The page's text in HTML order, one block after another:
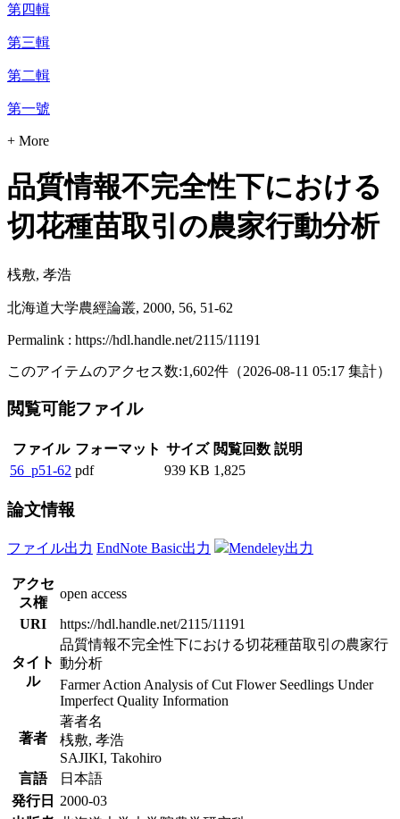
第四輯
第三輯
第二輯
第一號
+ More
品質情報不完全性下における
切花種苗取引の農家行動分析
桟敷, 孝浩
北海道大学農經論叢, 2000, 56, 51-62
Permalink : https://hdl.handle.net/2115/11191
このアイテムのアクセス数:1,602件 （2026-08-11 05:17 集計）
閲覧可能ファイル
ファイル フォーマット サイズ 閲覧回数 説明
56_p51-62 pdf 939 KB 1,825
論文情報
ファイル出力 EndNote Basic出力 Mendeley出力
アクセ
ス権
open access
URI
https://hdl.handle.net/2115/11191
タイト
ル
品質情報不完全性下における切花種苗取引の農家行
動分析
Farmer Action Analysis of Cut Flower Seedlings Under
Imperfect Quality Information
著者
著者名
桟敷, 孝浩
SAJIKI, Takohiro
言語
日本語
発行日
2000-03